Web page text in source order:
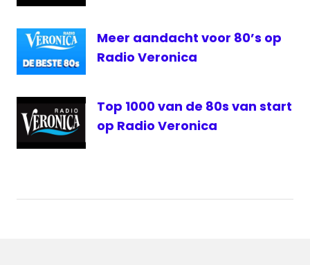
Meer aandacht voor 80’s op
Radio Veronica
Top 1000 van de 80s van start
op Radio Veronica